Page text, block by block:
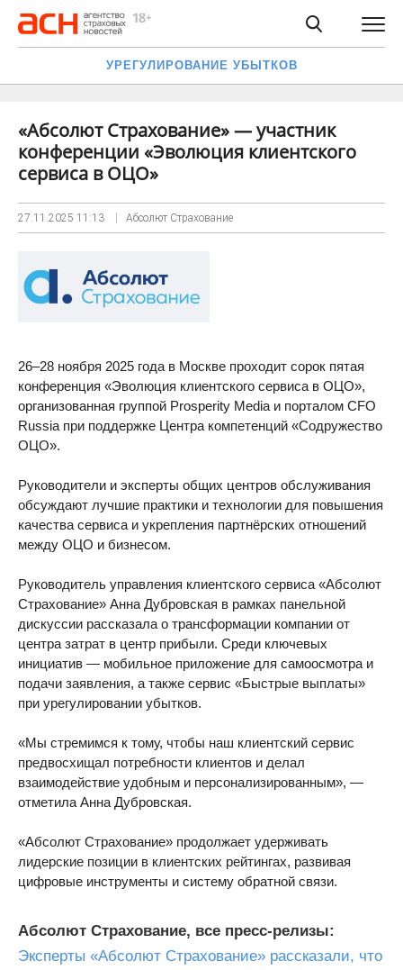
УРЕГУЛИРОВАНИЕ УБЫТКОВ
«Абсолют Страхование» — участник
конференции «Эволюция клиентского
сервиса в ОЦО»
27.11.2025 11:13 Абсолют Страхование
26–28 ноября 2025 года в Москве проходит сорок пятая
конференция «Эволюция клиентского сервиса в ОЦО»,
организованная группой Prosperity Media и порталом CFO
Russia при поддержке Центра компетенций «Содружество
ОЦО».
Руководители и эксперты общих центров обслуживания
обсуждают лучшие практики и технологии для повышения
качества сервиса и укрепления партнёрских отношений
между ОЦО и бизнесом.
Руководитель управления клиентского сервиса «Абсолют
Страхование» Анна Дубровская в рамках панельной
дискуссии рассказала о трансформации компании от
центра затрат в центр прибыли. Среди ключевых
инициатив — мобильное приложение для самоосмотра и
подачи заявления, а также сервис «Быстрые выплаты»
при урегулировании убытков.
«Мы стремимся к тому, чтобы наш клиентский сервис
предвосхищал потребности клиентов и делал
взаимодействие удобным и персонализированным», —
отметила Анна Дубровская.
«Абсолют Страхование» продолжает удерживать
лидерские позиции в клиентских рейтингах, развивая
цифровые инструменты и систему обратной связи.
Абсолют Страхование, все пресс-релизы:
Эксперты «Абсолют Страхование» рассказали, что